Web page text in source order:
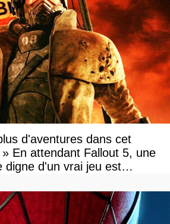
d'aventures dans cet
En attendant Fallout 5, une
digne d'un vrai jeu est